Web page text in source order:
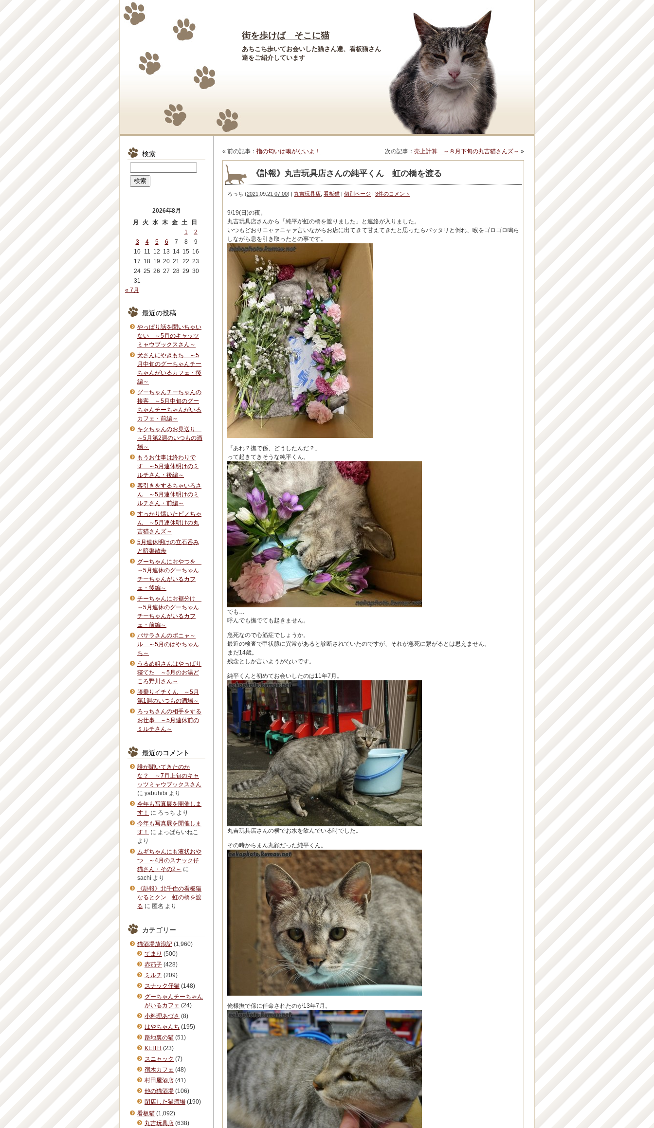
街を歩けば そこに猫
あちこち歩いてお会いした猫さん達、看板猫さん
達をご紹介しています
« 前の記事： 指の匂いは嗅がないよ！ 次の記事： 売上計算 ～８月下旬の丸吉猫さんズ～ »
《訃報》丸吉玩具店さんの純平くん 虹の橋を渡る
ろっち (2021.09.21 07:00) | 丸吉玩具店 看板猫 | 個別ページ | 3件のコメント
9/19(日)の夜。
丸吉玩具店さんから「純平が虹の橋を渡りました」と連絡が入りました。
いつもどおりニャァニャァ言いながらお店に出てきて甘えてきたと思ったらバッタリと倒れ、喉をゴロゴロ鳴ら
しながら息を引き取ったとの事です。
『あれ？撫で係、どうしたんだ？」
って起きてきそうな純平くん。
でも…
呼んでも撫でても起きません。
急死なので心筋症でしょうか。
最近の検査で甲状腺に異常があると診断されていたのですが、それが急死に繋がるとは思えません。
まだ14歳。
残念としか言いようがないです。
純平くんと初めてお会いしたのは11年7月。
丸吉玩具店さんの横でお水を飲んでいる時でした。
その時からまん丸顔だった純平くん。
俺様撫で係に任命されたのが13年7月。
検索
2026年8月
月
火 水 木 金 土
日
1
2
3
4 5 6 7 8
9
10 11 12 13 14 15 16
17 18 19 20 21 22 23
24 25 26 27 28 29 30
31
« 7月
最近の投稿
やっぱり話を聞いちゃい
ない ～5月のキャッツ
ミャウブックスさん～
犬さんにやきもち ～5
月中旬のグーちゃんチー
ちゃんがいるカフェ・後
編～
グーちゃんチーちゃんの
接客 ～5月中旬のグー
ちゃんチーちゃんがいる
カフェ・前編～
キクちゃんのお見送り
～5月第2週のいつもの酒
場～
もうお仕事は終わりで
す ～5月連休明けのミ
ルチさん・後編～
客引きをするちゃいろさ
ん ～5月連休明けのミ
ルチさん・前編～
すっかり懐いたピノちゃ
ん ～5月連休明けの丸
吉猫さんズ～
5月連休明けの立石呑み
と暗渠散歩
グーちゃんにおやつを
～5月連休のグーちゃん
チーちゃんがいるカフ
ェ・後編～
チーちゃんにお裾分け
～5月連休のグーちゃん
チーちゃんがいるカフ
ェ・前編～
バサラさんのボニャ～
ル ～5月のはやちゃん
ち～
うるめ姐さんはやっぱり
寝てた ～5月のお湯ど
ころ野川さん～
膝乗りイチくん ～5月
第1週のいつもの酒場～
ろっちさんの相手をする
お仕事 ～5月連休前の
ミルチさん～
最近のコメント
誰が聞いてきたのか
な？ ～7月上旬のキャ
ッツミャウブックスさん
に yabuhibi より
今年も写真展を開催しま
す！
に ろっち より
今年も写真展を開催しま
す！
に よっぱらいねこ
より
ムギちゃんにも液状おや
つ ～4月のスナック仔
猫さん・その2～ に
sachi より
《訃報》北千住の看板猫
なるとクン 虹の橋を渡
る に 匿名 より
カテゴリー
猫酒場放浪記 (1,960)
てまり (500)
赤茄子 (428)
ミルチ (209)
スナック仔猫 (148)
グーちゃんチーちゃん
がいるカフェ (24)
小料理あづさ (8)
はやちゃんち (195)
路地裏の猫 (51)
KEITH (23)
スニャック (7)
宿木カフェ (48)
村田屋酒店 (41)
他の猫酒場 (106)
閉店した猫酒場 (190)
看板猫 (1,092)
丸吉玩具店 (638)